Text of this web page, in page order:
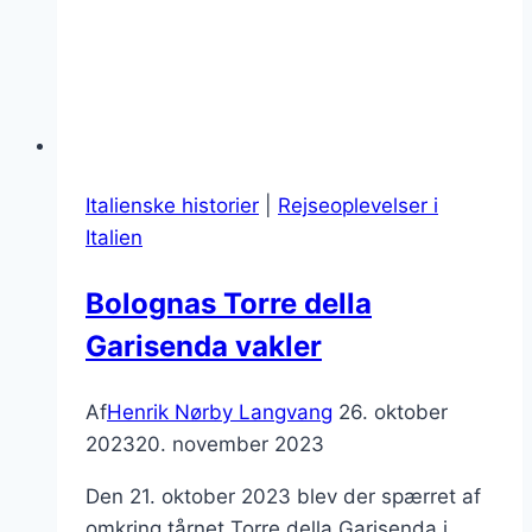
Italienske historier
Rejseoplevelser i
Italien
Bolognas Torre della
Garisenda vakler
AfHenrik Nørby Langvang 26. oktober
202320. november 2023
Den 21. oktober 2023 blev der spærret af